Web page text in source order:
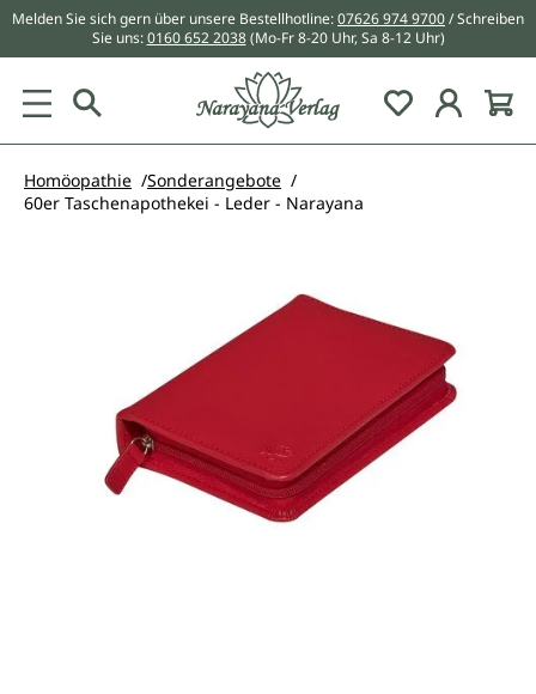
springen
Melden Sie sich gern über unsere Bestellhotline:07626 974 9700/ Schreiben
Sie uns:0160 652 2038 (Mo-Fr 8-20 Uhr, Sa 8-12 Uhr)
Du hast 0
Homöopathie
Sonderangebote
60er Taschenapothekei - Leder - Narayana